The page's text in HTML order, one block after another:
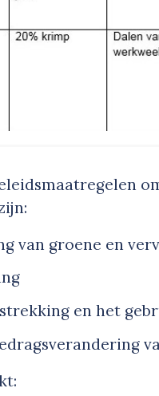
van groene en
en het